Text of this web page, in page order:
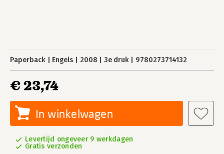
Paperback Engels 2008 3e druk 9780273714132
€ 23,74
In winkelwagen
Levertijd ongeveer 9 werkdagen
Gratis verzonden